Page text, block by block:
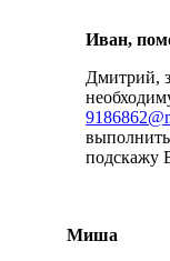
Иван,
Дмитрий,
подскажу
Миша